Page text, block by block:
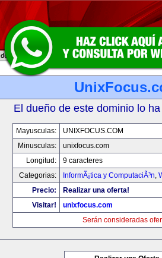
El dueño de este dominio lo
Mayusculas:
UNIXFOCUS.COM
Minusculas:
unixfocus.com
Longitud:
9 caracteres
Categorias:
InformÃ¡tica y ComputaciÃ³n,
Precio:
Realizar una oferta!
Visitar!
unixfocus.com
Serán consideradas